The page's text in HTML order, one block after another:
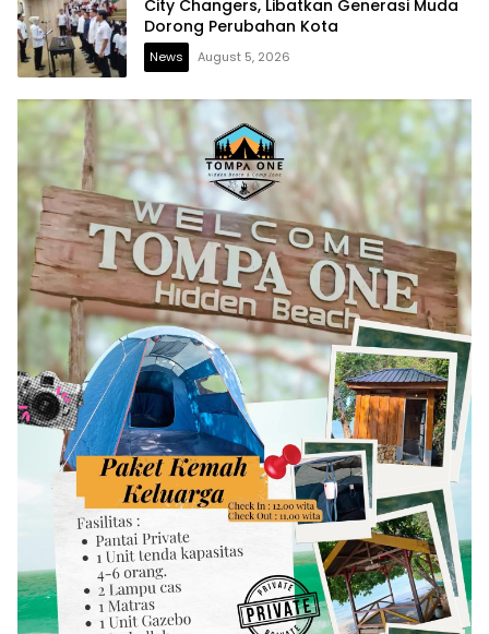
City Changers, Libatkan Generasi Muda
Dorong Perubahan Kota
News August 5, 2026